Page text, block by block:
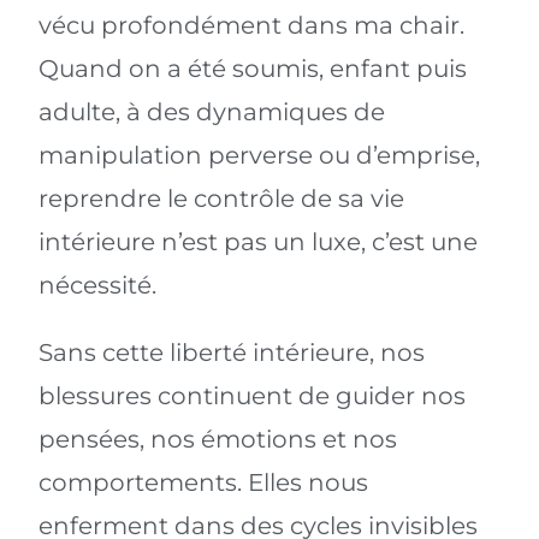
vécu profondément dans ma chair.
Quand on a été soumis, enfant puis
adulte, à des dynamiques de
manipulation perverse ou d’emprise,
reprendre le contrôle de sa vie
intérieure n’est pas un luxe, c’est une
nécessité.
Sans cette liberté intérieure, nos
blessures continuent de guider nos
pensées, nos émotions et nos
comportements. Elles nous
enferment dans des cycles invisibles